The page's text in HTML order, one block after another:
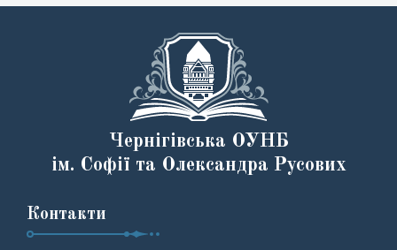
Чернігівська ОУНБ
ім. Софії та Олександра Русових
Контакти